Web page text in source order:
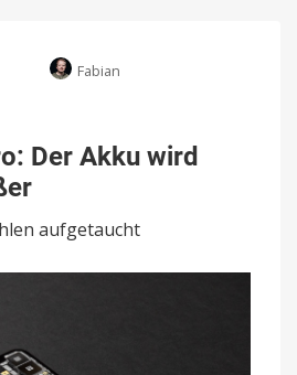
Fabian
Der Akku wird
aufgetaucht